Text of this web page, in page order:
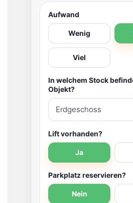
Aufwand
Wenig
Viel
In welchem Stock
Objekt?
Lift vorhanden?
Ja
Parkplatz reservieren?
Nein